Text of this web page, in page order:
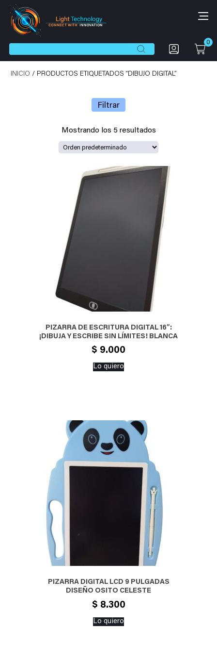
Buscar: Botón de búsqueda 0
INICIO / PRODUCTOS ETIQUETADOS “DIBUJO DIGITAL”
Filtrar
Mostrando los 5 resultados
PIZARRA DE ESCRITURA DIGITAL 16″:
¡DIBUJA Y ESCRIBE SIN LÍMITES! BLANCA
$ 9.000
Lo quiero
PIZARRA DIGITAL LCD 9 PULGADAS
DISEÑO OSITO CELESTE
$ 8.300
Lo quiero